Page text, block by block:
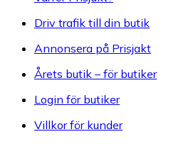
Driv trafik till din butik
Annonsera på Prisjakt
Årets butik – för butiker
Login för butiker
Villkor för kunder